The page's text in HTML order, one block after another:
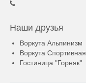
Наши друзья
Воркута Альпинизм
Воркута Спортивная
Гостиница "Горняк"